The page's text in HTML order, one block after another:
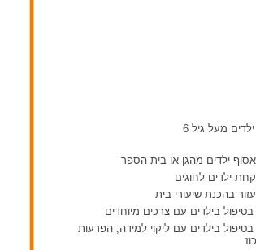
ילדים מהגן או בית הספר
ילדים לחוגים
בהכנת שיעורי בית
בטיפול בילדים עם צרכים מיוחדים
בטיפול בילדים עם ליקוי למידה, הפרעות